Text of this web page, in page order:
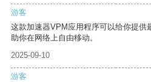
游客
这款加速器VPM应用程序可以给你提供
助你在网络上自由移动。
2025-09-10
游客